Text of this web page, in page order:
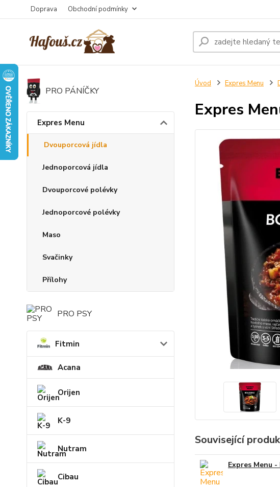
Doprava Obchodní podmínky
PRO PÁNÍČKY
Expres Menu
Dvouporcová jídla
Jednoporcová jídla
Dvouporcové polévky
Jednoporcové polévky
Maso
Svačinky
Přílohy
PRO PSY
Fitmin
Acana
Orijen
K-9
Nutram
Cibau
Úvod Expres Menu
Expres
Související
Expres Menu